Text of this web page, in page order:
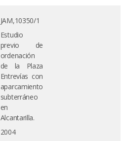
JAM,10350/1
Estudio
previo de
ordenación
de la Plaza
Entrevías con
aparcamiento
subterráneo
en
Alcantarilla.
2004